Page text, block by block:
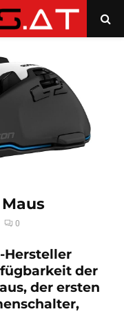
0
Hersteller
der
der ersten